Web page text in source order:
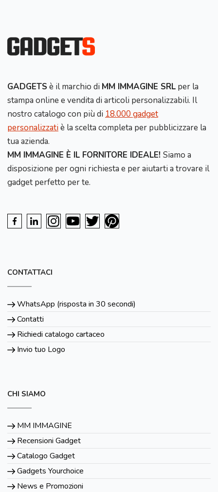
GADGETS è il marchio di MM IMMAGINE SRL per la
stampa online e vendita di articoli personalizzabili. Il
nostro catalogo con più di 18.000 gadget
personalizzatiè la scelta completa per pubblicizzare la
tua azienda.
MM IMMAGINE È IL FORNITORE IDEALE! Siamo a
disposizione per ogni richiesta e per aiutarti a trovare il
gadget perfetto per te.
CONTATTACI
WhatsApp (risposta in 30 secondi)
Contatti
Richiedi catalogo cartaceo
Invio tuo Logo
CHI SIAMO
MM IMMAGINE
Recensioni Gadget
Catalogo Gadget
Gadgets Yourchoice
News e Promozioni